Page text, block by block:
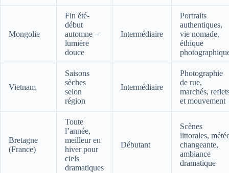
Mongolie
Fin été-
début
automne –
lumière
douce
Intermédiaire
Portraits
authentiques,
vie nomade,
éthique
Vietnam
Saisons
sèches
selon
région
Intermédiaire
Photographie
de rue,
marchés,
et mouvement
Bretagne
(France)
Toute
l’année,
meilleur en
hiver pour
ciels
dramatiques
Débutant
Scènes
littorales,
changeante,
ambiance
dramatique